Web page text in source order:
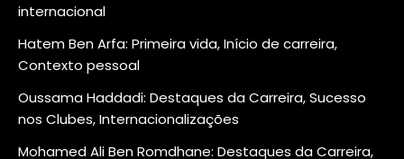
internacional
Hatem Ben Arfa: Primeira vida, Início de carreira,
Contexto pessoal
Oussama Haddadi: Destaques da Carreira, Sucesso
nos Clubes, Internacionalizações
Mohamed Ali Ben Romdhane: Destaques da Carreira,